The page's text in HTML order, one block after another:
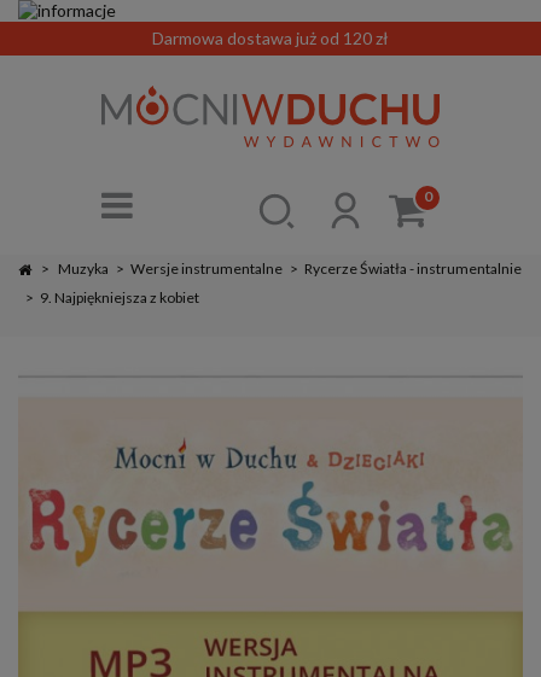
Darmowa dostawa już od 120 zł
0
> Muzyka > Wersje instrumentalne > Rycerze Światła - instrumentalnie
> 9. Najpiękniejsza z kobiet